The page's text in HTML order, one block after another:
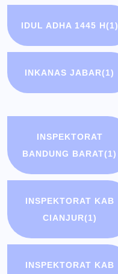
IDUL ADHA 1445 H(1)
INKANAS JABAR(1)
INSPEKTORAT
BANDUNG BARAT(1)
INSPEKTORAT KAB
CIANJUR(1)
INSPEKTORAT KAB